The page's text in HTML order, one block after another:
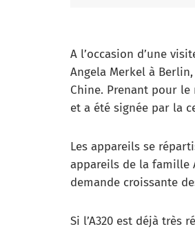
A l’occasion d’une
Angela Merkel à
Chine. Prenant pour le
et a été signée par la
Les appareils se
appareils de la famille
demande croissante
Si l’A320 est déjà très